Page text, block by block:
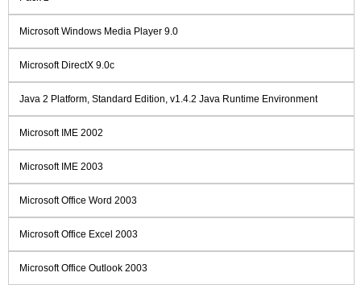
Microsoft Windows Media Player 9.0
Microsoft DirectX 9.0c
Java 2 Platform, Standard Edition, v1.4.2 Java Runtime Environment
Microsoft IME 2002
Microsoft IME 2003
Microsoft Office Word 2003
Microsoft Office Excel 2003
Microsoft Office Outlook 2003